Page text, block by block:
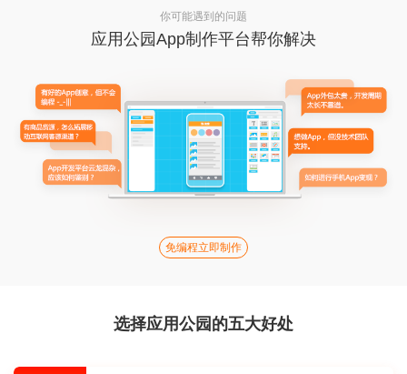
你可能遇到的问题
应用公园App制作平台帮你解决
免编程立即制作
选择应用公园的五大好处